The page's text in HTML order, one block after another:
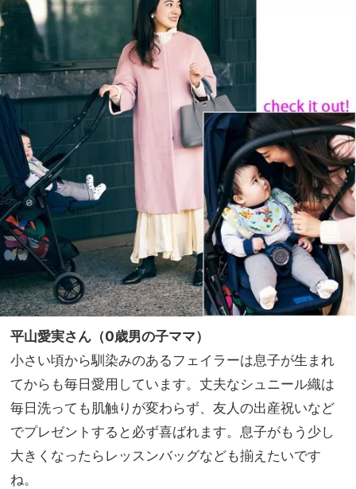
平山愛実さん（0歳男の子ママ）
小さい頃から馴染みのあるフェイラーは息子が生まれ
てからも毎日愛用しています。丈夫なシュニール織は
毎日洗っても肌触りが変わらず、友人の出産祝いなど
でプレゼントすると必ず喜ばれます。息子がもう少し
大きくなったらレッスンバッグなども揃えたいです
ね。